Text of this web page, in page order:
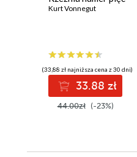
Kurt Vonnegut
(33,88 zł najniższa cena z 30 dni)
33.88 zł
44.00zł (-23%)